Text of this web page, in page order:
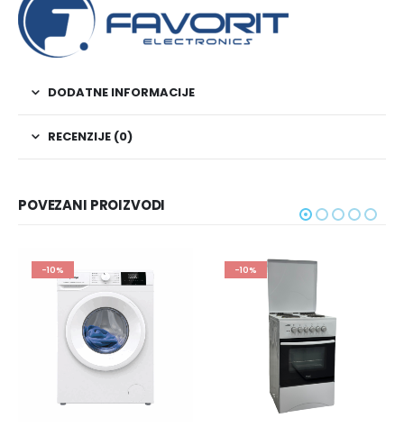
DODATNE INFORMACIJE
RECENZIJE (0)
POVEZANI PROIZVODI
-10% -10%